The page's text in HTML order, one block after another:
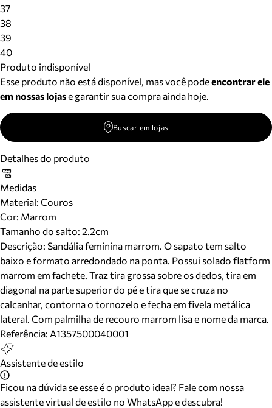
37
38
39
40
Produto indisponível
Esse produto não está disponível, mas você podeencontrar ele
em nossas lojase garantir sua compra ainda hoje.
Buscar em lojas
Detalhes do produto
Medidas
Material: Couros
Cor: Marrom
Tamanho do salto: 2.2cm
Descrição: Sandália feminina marrom. O sapato tem salto
baixo e formato arredondado na ponta. Possui solado flatform
marrom em fachete. Traz tira grossa sobre os dedos, tira em
diagonal na parte superior do pé e tira que se cruza no
calcanhar, contorna o tornozelo e fecha em fivela metálica
lateral. Com palmilha de recouro marrom lisa e nome da marca.
Referência: A1357500040001
Assistente de estilo
Ficou na dúvida se esse é o produto ideal? Fale com nossa
assistente virtual de estilo no WhatsApp e descubra!